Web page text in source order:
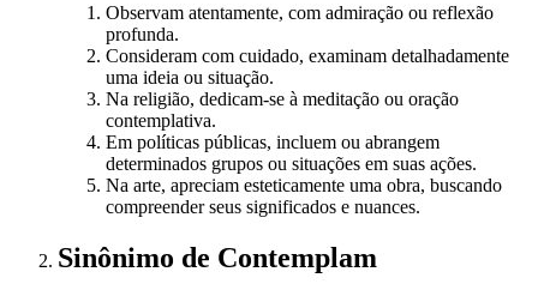
Observam atentamente, com admiração ou reflexão
profunda.
Consideram com cuidado, examinam detalhadamente
uma ideia ou situação.
Na religião, dedicam-se à meditação ou oração
contemplativa.
Em políticas públicas, incluem ou abrangem
determinados grupos ou situações em suas ações.
Na arte, apreciam esteticamente uma obra, buscando
compreender seus significados e nuances.
Sinônimo de Contemplam